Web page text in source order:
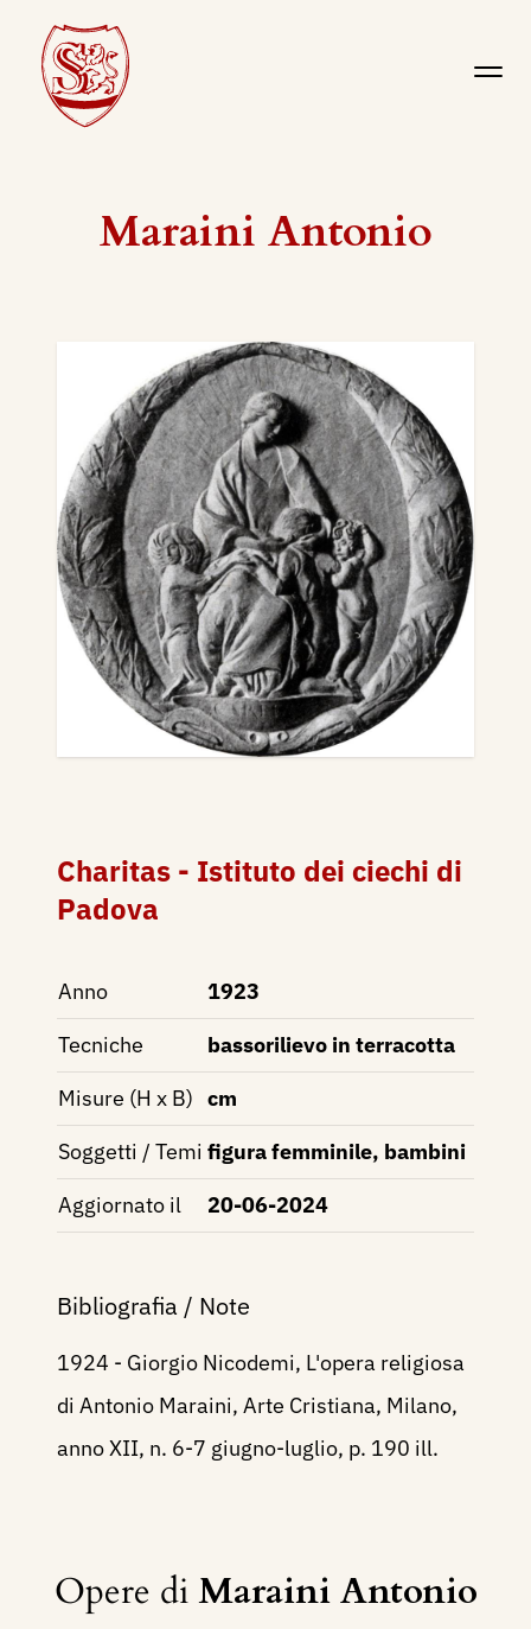
Maraini Antonio
Charitas - Istituto dei ciechi di
Padova
Anno
1923
Tecniche
bassorilievo in terracotta
Misure (H x B) cm
Soggetti / Temi figura femminile, bambini
Aggiornato il
20-06-2024
Bibliografia / Note
1924 - Giorgio Nicodemi, L'opera religiosa
di Antonio Maraini, Arte Cristiana, Milano,
anno XII, n. 6-7 giugno-luglio, p. 190 ill.
Opere diMaraini Antonio